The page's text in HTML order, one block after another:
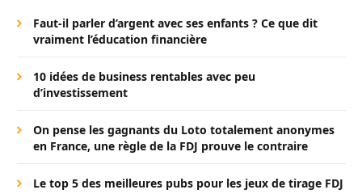
Faut-il parler d’argent avec ses enfants ? Ce que dit
vraiment l’éducation financière
10 idées de business rentables avec peu
d’investissement
On pense les gagnants du Loto totalement anonymes
en France, une règle de la FDJ prouve le contraire
Le top 5 des meilleures pubs pour les jeux de tirage FDJ